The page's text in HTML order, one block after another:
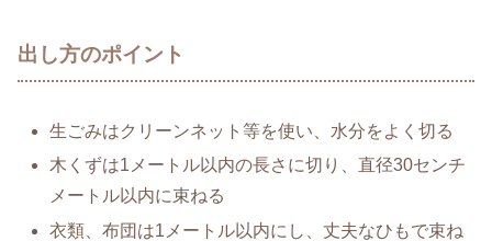
出し方のポイント
生ごみはクリーンネット等を使い、水分をよく切る
木くずは1メートル以内の長さに切り、直径30センチ
メートル以内に束ねる
衣類、布団は1メートル以内にし、丈夫なひもで束ね